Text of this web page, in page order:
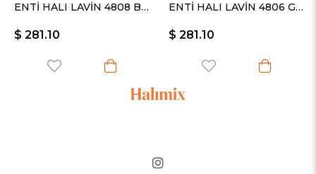
ENTİ HALI LAVİN 4808 BEJ
$ 281.10
ENTİ HALI LAVİN 4806 GOLD
$ 281.10